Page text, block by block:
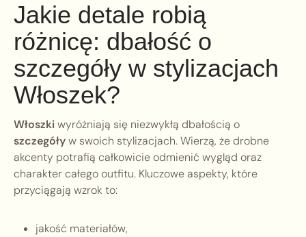
Jakie detale robią
różnicę: dbałość o
szczegóły w stylizacjach
Włoszek?
Włoszkiwyróżniają się niezwykłą dbałością o
szczegóływ swoich stylizacjach. Wierzą, że drobne
akcenty potrafią całkowicie odmienić wygląd oraz
charakter całego outfitu. Kluczowe aspekty, które
przyciągają wzrok to:
jakość materiałów,